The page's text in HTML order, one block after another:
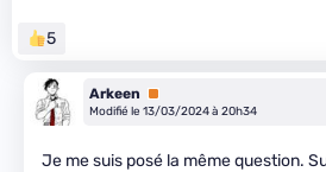
5
Arkeen
Premium
Modifié le 13/03/2024 à 20h34
Je me suis posé la même question.